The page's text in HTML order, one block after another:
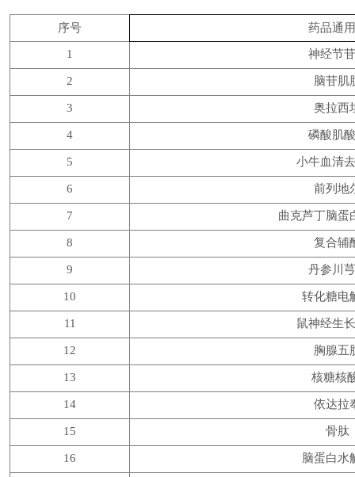
序号 药品通
1 神经节
2 脑苷肌
3 奥拉西
4 磷酸肌
5 小牛血清
6 前列地
7 曲克芦丁脑蛋
8 复合辅
9 丹参川
10 转化糖电
11 鼠神经生
12 胸腺五
13 核糖核
14 依达拉
15 骨肽
16 脑蛋白水